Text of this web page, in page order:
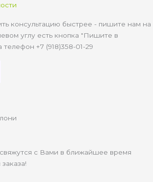
консультацию быстрее - пишите нам на
углу есть кнопка "Пишите в
+7 (918)358-01-29
с Вами в ближайшее время